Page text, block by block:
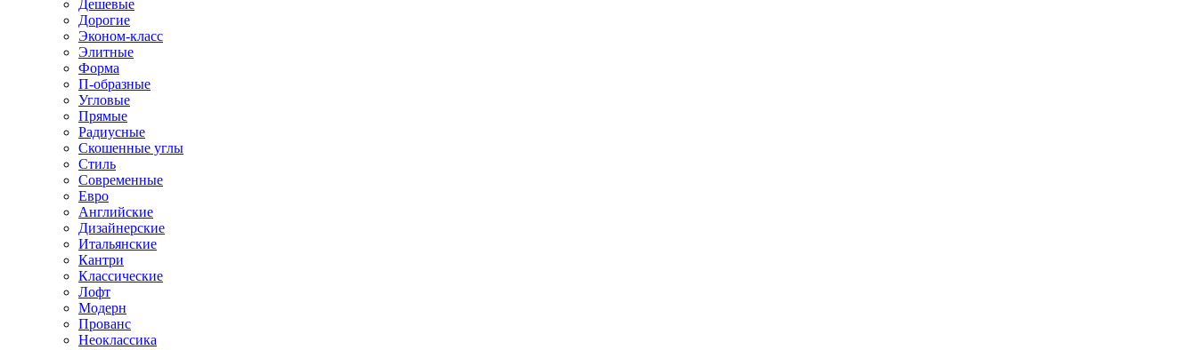
Дешевые
Дорогие
Эконом-класс
Элитные
Форма
П-образные
Угловые
Прямые
Радиусные
Скошенные углы
Стиль
Современные
Евро
Английские
Дизайнерские
Итальянские
Кантри
Классические
Лофт
Модерн
Прованс
Неоклассика